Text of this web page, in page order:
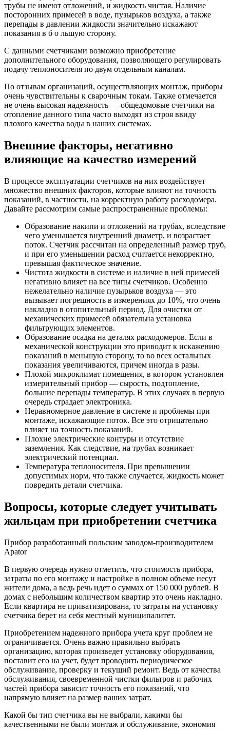
трубы не имеют отложений, и жидкость чистая. Наличие
посторонних примесей в воде, пузырьков воздуха, а также
перепады в давлении жидкости значительно искажают
показания в б о льшую сторону.
С данными счетчиками возможно приобретение
дополнительного оборудования, позволяющего регулировать
подачу теплоносителя по двум отдельным каналам.
По отзывам организаций, осуществляющих монтаж, приборы
очень чувствительны к сварочным токам. Также отмечается
не очень высокая надежность — общедомовые счетчики на
отопление данного типа часто выходят из строя ввиду
плохого качества воды в наших системах.
Внешние факторы, негативно
влияющие на качество измерений
В процессе эксплуатации счетчиков на них воздействует
множество внешних факторов, которые влияют на точность
показаний, в частности, на корректную работу расходомера.
Давайте рассмотрим самые распространенные проблемы:
Образование накипи и отложений на трубах, вследствие
чего уменьшается внутренний диаметр, и возрастает
поток. Счетчик рассчитан на определенный размер труб,
и при его уменьшении расход считается некорректно,
превышая фактическое значение.
Чистота жидкости в системе и наличие в ней примесей
негативно влияет на все типы счетчиков. Особенно
нежелательно наличие пузырьков воздуха — это
вызывает погрешность в измерениях до 10%, что очень
накладно в отопительный период. Для очистки от
механических примесей обязательна установка
фильтрующих элементов.
Образование осадка на деталях расходомеров. Если в
механической конструкции это приводит к искажению
показаний в меньшую сторону, то во всех остальных
показания увеличиваются, причем иногда в разы.
Плохой микроклимат помещения, в котором установлен
измерительный прибор — сырость, подтопление,
большие перепады температур. В этих случаях в первую
очередь страдает электроника.
Неравномерное давление в системе и проблемы при
монтаже, искажающие поток. Все это отрицательно
влияет на точность показаний.
Плохие электрические контуры и отсутствие
заземления. Как следствие, на трубах возникает
электрический потенциал.
Температура теплоносителя. При превышении
допустимых норм, что также случается, жидкость может
повредить детали счетчика.
Вопросы, которые следует учитывать
жильцам при приобретении счетчика
Прибор разработанный польским заводом-производителем
Apator
В первую очередь нужно отметить, что стоимость прибора,
затраты по его монтажу и настройке в полном объеме несут
жители дома, а ведь речь идет о суммах от 150 000 рублей. В
домах с небольшим количеством квартир это очень накладно.
Если квартира не приватизирована, то затраты на установку
счетчика берет на себя местный муниципалитет.
Приобретением надежного прибора учета круг проблем не
ограничивается. Очень важно правильно выбрать
организацию, которая произведет установку оборудования,
поставит его на учет, будет проводить периодическое
обслуживание, проверку и текущий ремонт. Ведь от качества
обслуживания, своевременной чистки фильтров и рабочих
частей прибора зависит точность его показаний, что
напрямую влияет на размер ваших затрат.
Какой бы тип счетчика вы не выбрали, какими бы
качественными не были монтаж и обслуживание, экономия